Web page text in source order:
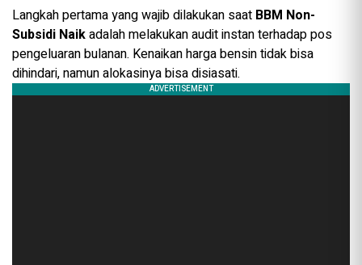
Langkah pertama yang wajib dilakukan saat BBM Non-
Subsidi Naikadalah melakukan audit instan terhadap pos
pengeluaran bulanan. Kenaikan harga bensin tidak bisa
dihindari, namun alokasinya bisa disiasati.